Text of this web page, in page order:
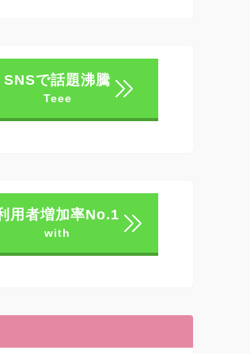
SNSで話題沸騰
Teee
用者増加率No.1
with